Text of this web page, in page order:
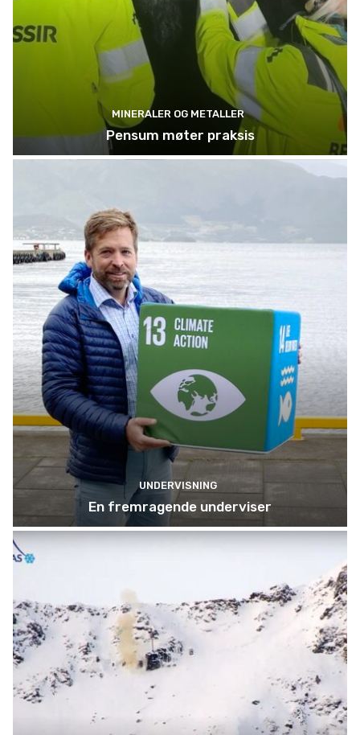
MINERALER OG METALLER
Pensum møter praksis
UNDERVISNING
En fremragende underviser